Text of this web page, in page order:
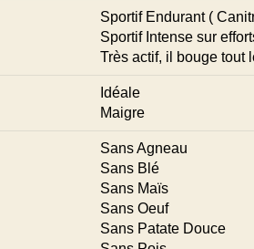
Sportif Endurant (
Sportif Intense sur
Très actif, il bouge tout
Idéale
Maigre
Sans Agneau
Sans Blé
Sans Maïs
Sans Oeuf
Sans Patate Douce